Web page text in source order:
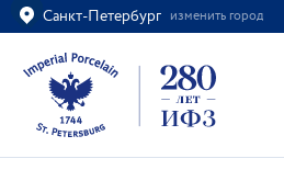
Санкт-Петербург изменить город
Ваш город Санкт-Петербург?
ВСЁ ВЕРНО ИЗМЕНИТЬ